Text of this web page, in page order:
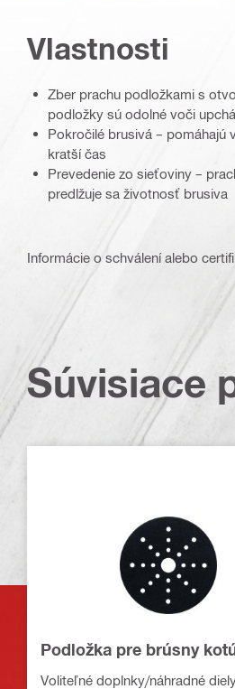
Vlastnosti
Zber prachu podložkami s
podložky sú odolné voči
Pokročilé brusivá – pomáhajú
kratší čas
Prevedenie zo sieťoviny –
predlžuje sa životnosť brusiva
Informácie o schválení alebo
Súvisiace
Podložka pre brúsny
Voliteľné doplnky/náhradné